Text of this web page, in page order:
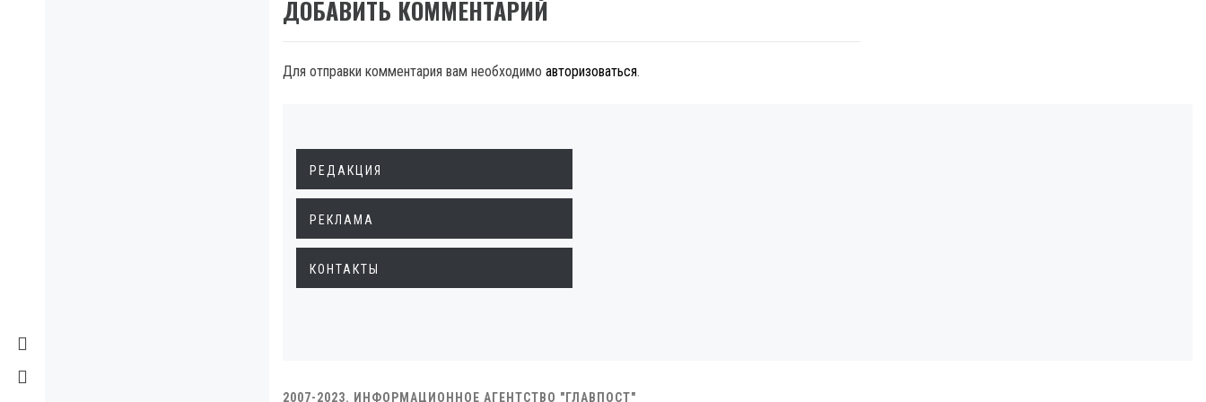
ДОБАВИТЬ КОММЕНТАРИЙ
Для отправки комментария вам необходимо авторизоваться.
РЕДАКЦИЯ
РЕКЛАМА
КОНТАКТЫ
2007-2023. ИНФОРМАЦИОННОЕ АГЕНТСТВО "ГЛАВПОСТ"